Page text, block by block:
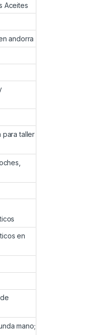
Aceites
andorra
para taller
en
mano;